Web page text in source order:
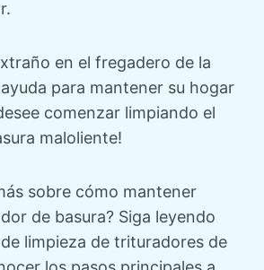
en el fregadero de la
para mantener su hogar
comenzar limpiando el
maloliente!
sobre cómo mantener
de basura? Siga leyendo
limpieza de trituradores de